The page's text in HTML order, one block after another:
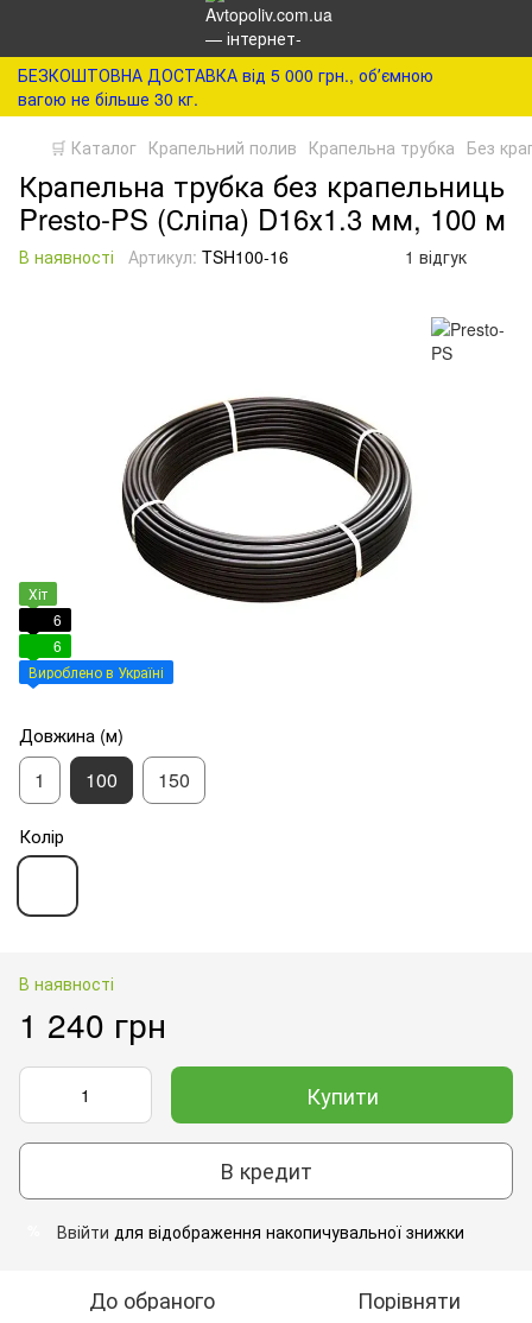
БЕЗКОШТОВНА ДОСТАВКА від 5 000 грн., обʼємною
вагою не більше 30 кг.
🛒 Каталог Крапельний полив Крапельна трубка Без
Крапельна трубка без крапельниць
Presto-PS (Сліпа) D16х1.3 мм, 100 м
В наявності Артикул: TSH100-16 1 відгук
Хіт
6
6
Вироблено в Україні
Довжина (м)
1 100 150
Колір
В наявності
1 240 грн
Купити
В кредит
Ввійти для відображення накопичувальної знижки
До обраного Порівняти